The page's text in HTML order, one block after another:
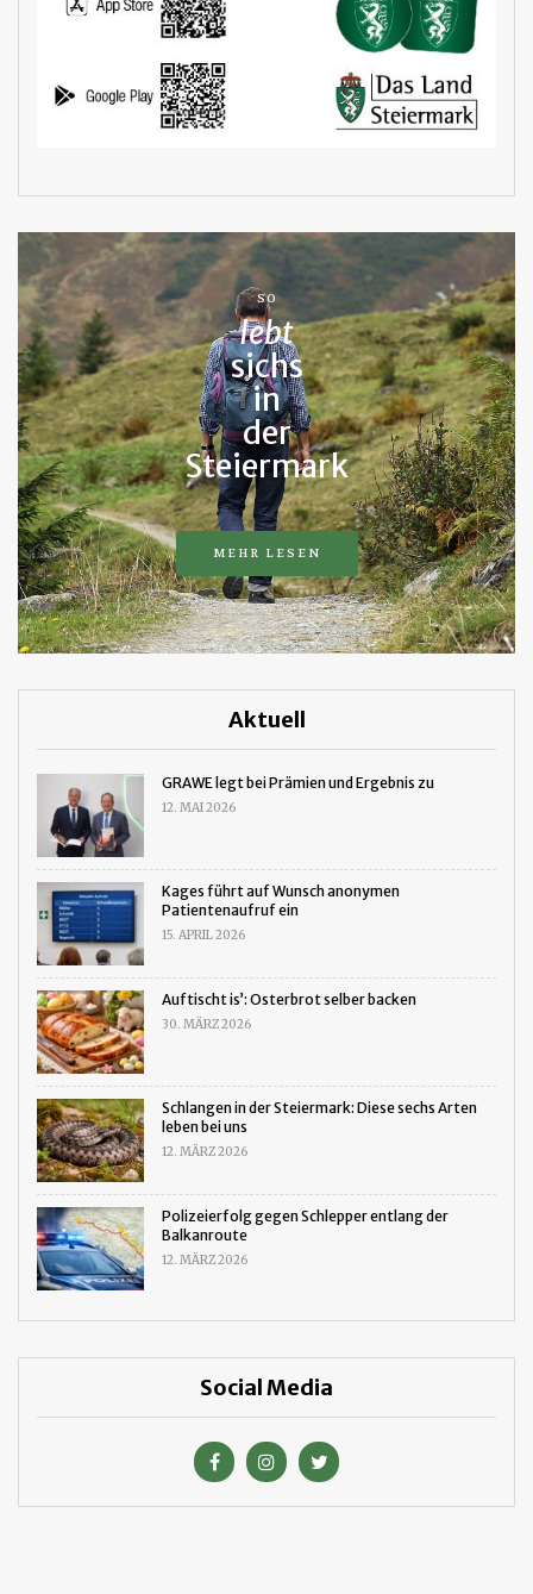
SO
lebt
sichs
in
der
Steiermark
MEHR LESEN
Aktuell
GRAWE legt bei Prämien und Ergebnis zu
12. MAI 2026
Kages führt auf Wunsch anonymen
Patientenaufruf ein
15. APRIL 2026
Auftischt is’: Osterbrot selber backen
30. MÄRZ 2026
Schlangen in der Steiermark: Diese sechs Arten
leben bei uns
12. MÄRZ 2026
Polizeierfolg gegen Schlepper entlang der
Balkanroute
12. MÄRZ 2026
Social Media